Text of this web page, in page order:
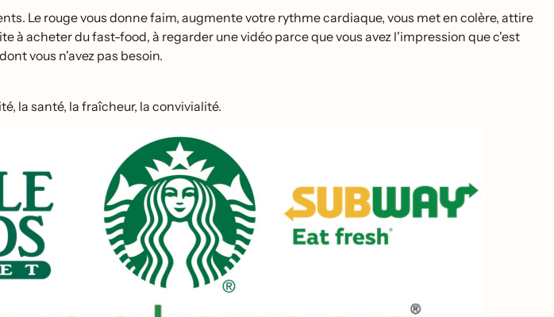
Le rouge vous donne faim, augmente votre rythme cardiaque, vous met en colère, attire
à acheter du fast-food, à regarder une vidéo parce que vous avez l'impression que c'est
vous n'avez pas besoin.
la santé, la fraîcheur, la convivialité.